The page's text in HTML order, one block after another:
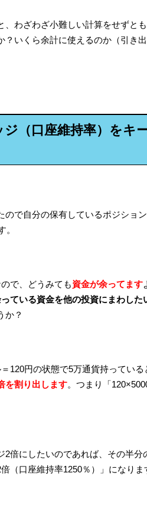
、わざわざ小難しい計算をせずと
？いくら余計に使えるのか（引き
（口座維持率）をキ
ので自分の保有しているポジショ
。
で、どうみても資金が余ってます
ている資金を他の投資にまわした
か？
120円の状態で5万通貨持っている
を割り出します。つまり「
2倍にしたいのであれば、その半
（口座維持率1250％）」になりま